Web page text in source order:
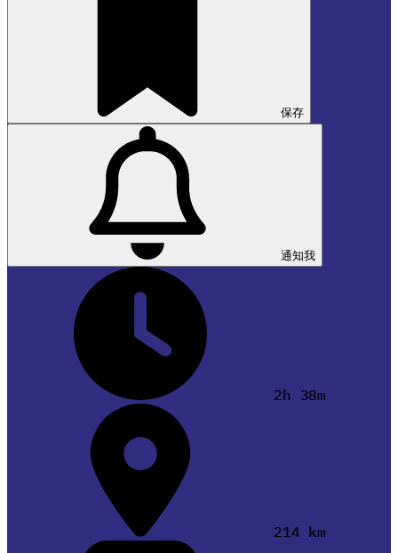
保存
通知我
2h 38m
214 km